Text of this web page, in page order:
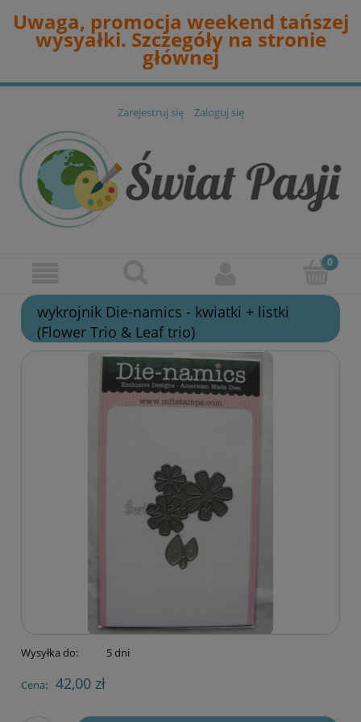
Uwaga, promocja weekend tańszej
wysyałki. Szczegóły na stronie
głównej
Zarejestruj się Zaloguj się
wykrojnik Die-namics - kwiatki + listki
(Flower Trio & Leaf trio)
Wysyłka do: 5 dni
Cena: 42,00 zł